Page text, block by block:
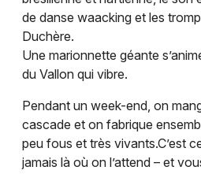
Actus à Lyon
Magazine à Lyon
de danse waacking et les
Duchère.
Une marionnette géante
du Vallon qui vibre.
Pendant un week-end, on
cascade et on fabrique
peu fous et très vivants.C’est
jamais là où on l’attend – et